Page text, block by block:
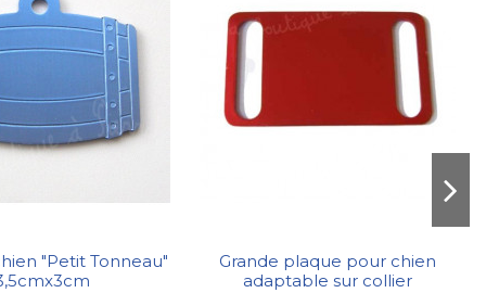
"Petit Tonneau"
Grande plaque pour chien
adaptable sur collier